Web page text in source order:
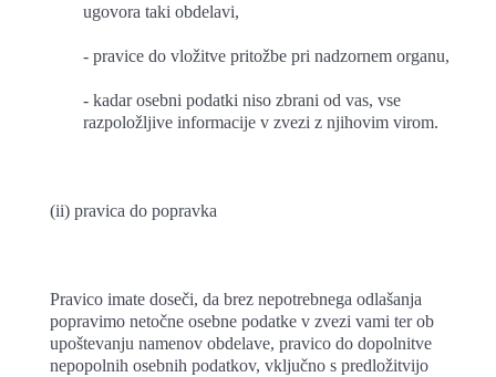
ugovora taki obdelavi,
- pravice do vložitve pritožbe pri nadzornem organu,
- kadar osebni podatki niso zbrani od vas, vse
razpoložljive informacije v zvezi z njihovim virom.
(ii) pravica do popravka
Pravico imate doseči, da brez nepotrebnega odlašanja
popravimo netočne osebne podatke v zvezi vami ter ob
upoštevanju namenov obdelave, pravico do dopolnitve
nepopolnih osebnih podatkov, vključno s predložitvijo